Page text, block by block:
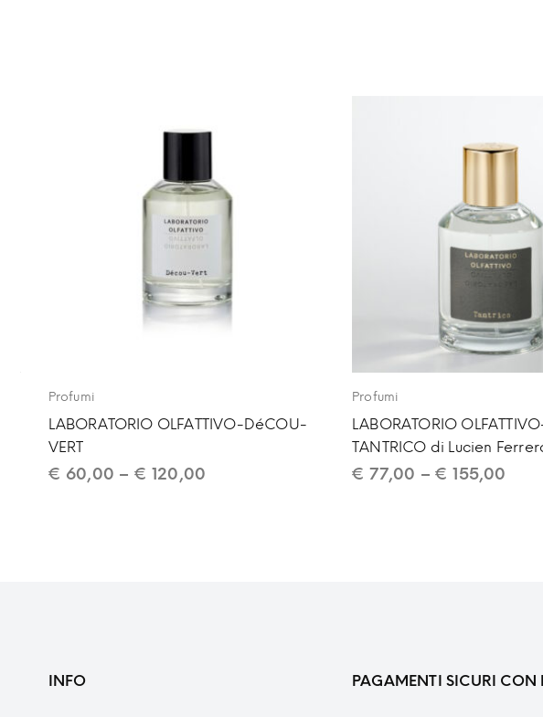
Profumi
LABORATORIO OLFATTIVO-DéCOU-
VERT
€ 60,00 – € 120,00
Profumi
LABORATORIO
TANTRICO di Lucien
€ 77,00 –€ 155,00
INFO PAGAMENTI SICURI CON